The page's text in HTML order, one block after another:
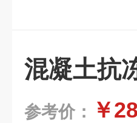
混凝土抗
参考价： ￥